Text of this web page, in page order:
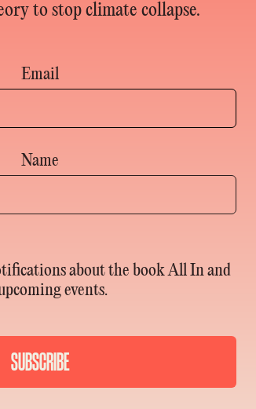
to stop climate collapse.
Email
Name
about the book All In and
events.